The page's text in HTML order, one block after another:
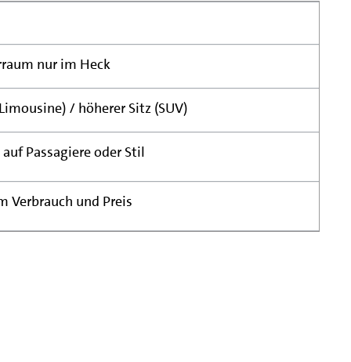
nur im Heck
/ höherer Sitz (SUV)
Passagiere oder Stil
Verbrauch und Preis